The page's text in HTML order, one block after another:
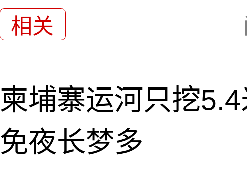
相关
柬埔寨运河只挖
免夜长梦多